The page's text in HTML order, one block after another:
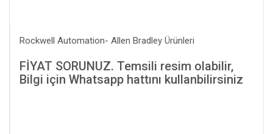
Rockwell Automation- Allen Bradley Ürünleri
FİYAT SORUNUZ. Temsili resim olabilir,
Bilgi için Whatsapp hattını kullanbilirsiniz